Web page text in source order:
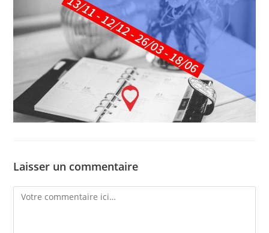
Laisser un commentaire
Comment